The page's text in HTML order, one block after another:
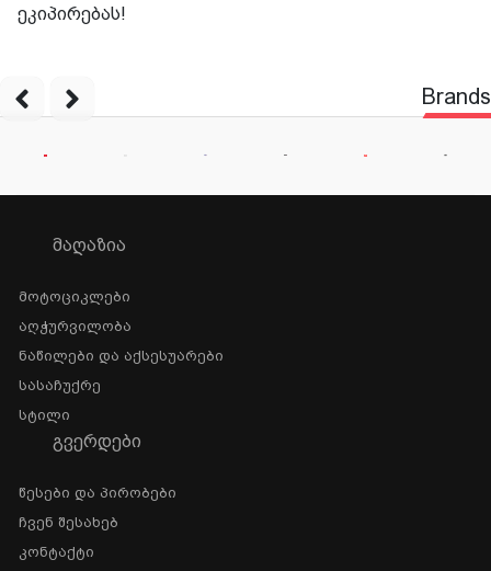
ეკიპირებას!
Brands
ᲛᲐᲦᲐᲖᲘᲐ
Მოტოციკლები
Აღჭურვილობა
Ნაწილები Და Აქსესუარები
Სასაჩუქრე
Სტილი
ᲒᲕᲔᲠᲓᲔᲑᲘ
Წესები Და Პირობები
Ჩვენ Შესახებ
Კონტაქტი